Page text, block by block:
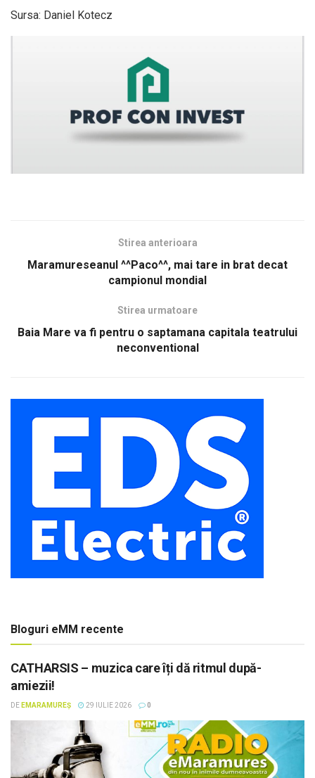
Sursa: Daniel Kotecz
Stirea anterioara
Maramureseanul ^^Paco^^, mai tare in brat decat
campionul mondial
Stirea urmatoare
Baia Mare va fi pentru o saptamana capitala teatrului
neconventional
Bloguri eMM recente
CATHARSIS – muzica care îți dă ritmul după-
amiezii!
DE EMARAMUREȘ 29 IULIE 2026 0